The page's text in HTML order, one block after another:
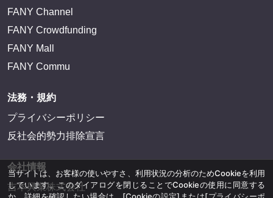
FANY Channel
FANY Crowdfunding
FANY Mall
FANY Commu
法務・規約
プライバシーポリシー
反社会的勢力排除宣言
会社情報
吉本興業株式会社
当サイトは、お客様の使いやすさ、利用状況の分析のためCookieを利用
しています。このダイアログを閉じることでCookieの使用に同意する